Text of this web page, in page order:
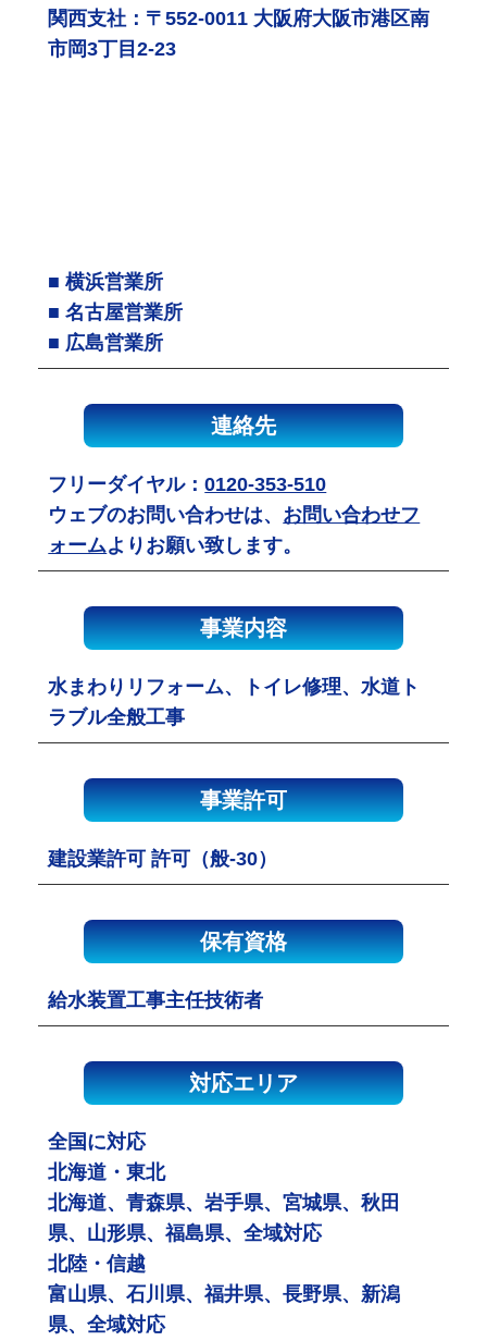
関西支社：〒552-0011 大阪府大阪市港区南
市岡3丁目2-23
■ 横浜営業所
■ 名古屋営業所
■ 広島営業所
連絡先
フリーダイヤル：0120-353-510
ウェブのお問い合わせは、 お問い合わせフ
ォームよりお願い致します。
事業内容
水まわりリフォーム、トイレ修理、水道ト
ラブル全般工事
事業許可
建設業許可 許可（般-30）
保有資格
給水装置工事主任技術者
対応エリア
全国に対応
北海道・東北
北海道、青森県、岩手県、宮城県、秋田
県、山形県、福島県、全域対応
北陸・信越
富山県、石川県、福井県、長野県、新潟
県、全域対応